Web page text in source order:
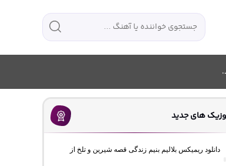
های جدید
دانلود ریمیکس بلالیم بنیم زندگی قصه شیرین و تلخ از